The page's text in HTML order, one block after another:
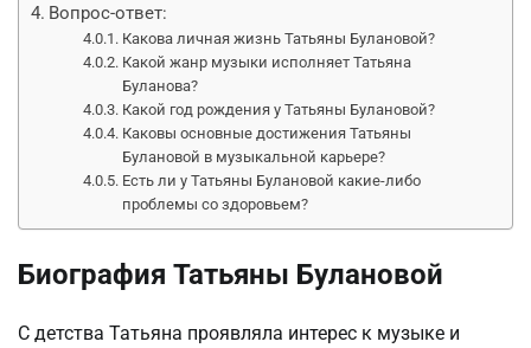
Вопрос-ответ:
Какова личная жизнь Татьяны Булановой?
Какой жанр музыки исполняет Татьяна
Буланова?
Какой год рождения у Татьяны Булановой?
Каковы основные достижения Татьяны
Булановой в музыкальной карьере?
Есть ли у Татьяны Булановой какие-либо
проблемы со здоровьем?
Биография Татьяны Булановой
С детства Татьяна проявляла интерес к музыке и